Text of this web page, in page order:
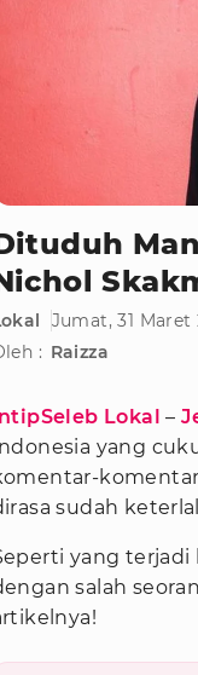
Jumat, 31 Maret
: Raizza
IntipSeleb Lokal –
Indonesia yang
sudah
yang terjadi
salah